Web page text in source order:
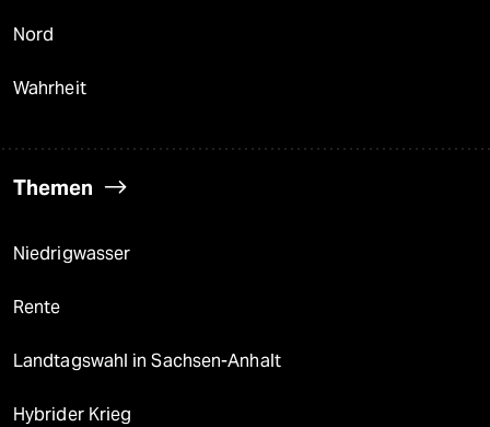
Nord
Wahrheit
Themen
Niedrigwasser
Rente
Landtagswahl in Sachsen-Anhalt
Hybrider Krieg